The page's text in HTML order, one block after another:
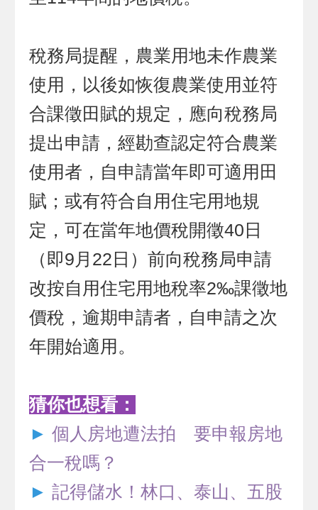
稅務局提醒，農業用地未作農業
使用，以後如恢復農業使用並符
合課徵田賦的規定，應向稅務局
提出申請，經勘查認定符合農業
使用者，自申請當年即可適用田
賦；或有符合自用住宅用地規
定，可在當年地價稅開徵40日
（即9月22日）前向稅務局申請
改按自用住宅用地稅率2‰課徵地
價稅，逾期申請者，自申請之次
年開始適用。
猜你也想看：
► 個人房地遭法拍 要申報房地
合一稅嗎？
► 記得儲水！林口、泰山、五股